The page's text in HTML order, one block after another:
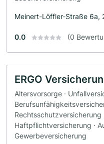
Meinert-Löffler-Straße 6a,
0.0 (0
ERGO
Altersvorsorge ·
Rechtsschutzversicherung
Haftpflichtversicherung ·
Gewerbeversicherung